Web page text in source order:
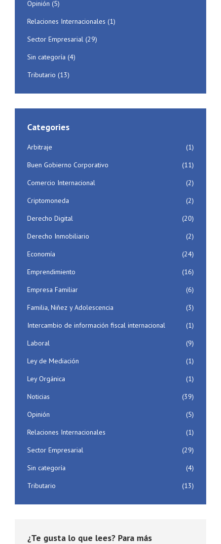
Opinión (5)
Relaciones Internacionales (1)
Sector Empresarial (29)
Sin categoría (4)
Tributario (13)
Categories
Arbitraje
(1)
Buen Gobierno Corporativo
(11)
Comercio Internacional
(2)
Criptomoneda
(2)
Derecho Digital
(20)
Derecho Inmobiliario
(2)
Economía
(24)
Emprendimiento
(16)
Empresa Familiar
(6)
Familia, Niñez y Adolescencia
(3)
Intercambio de información fiscal internacional
(1)
Laboral
(9)
Ley de Mediación
(1)
Ley Orgánica
(1)
Noticias
(39)
Opinión
(5)
Relaciones Internacionales
(1)
Sector Empresarial
(29)
Sin categoría
(4)
Tributario
(13)
¿Te gusta lo que lees? Para más